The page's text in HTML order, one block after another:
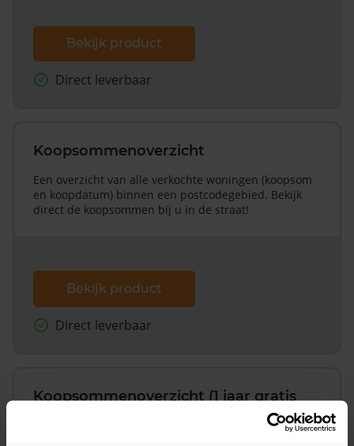
Bekijk product
Direct leverbaar
Koopsommenoverzicht
Een overzicht van alle verkochte woningen (koopsom
en koopdatum) binnen een postcodegebied. Bekijk
direct de koopsommen bij u in de straat!
Bekijk product
Direct leverbaar
Koopsommenoverzicht (1 jaar gratis